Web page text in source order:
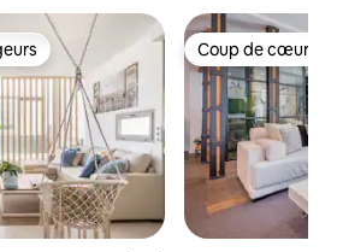
Coup de cœur
Coup de cœur